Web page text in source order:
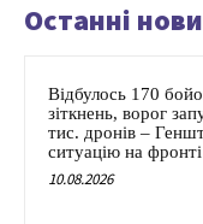
Останні
Відбулось 170
зіткнень, ворог
тис. дронів –
ситуацію на фронті
10.08.2026